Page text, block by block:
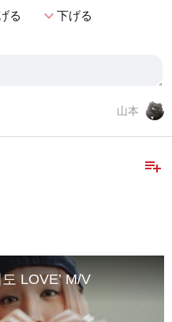
る expand_more下げる
山本
playlist_add
LOVE’ M/V